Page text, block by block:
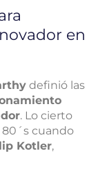
en
definió las
. Lo cierto
80´s cuando
Kotler,